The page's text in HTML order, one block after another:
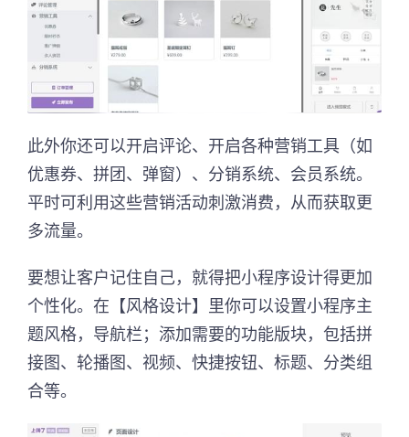
此外你还可以开启评论、开启各种营销工具（如
优惠券、拼团、弹窗）、分销系统、会员系统。
平时可利用这些营销活动刺激消费，从而获取更
多流量。
要想让客户记住自己，就得把小程序设计得更加
个性化。在【风格设计】里你可以设置小程序主
题风格，导航栏；添加需要的功能版块，包括拼
接图、轮播图、视频、快捷按钮、标题、分类组
合等。